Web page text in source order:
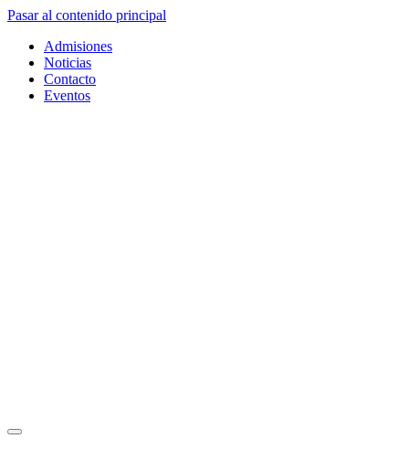
Pasar al contenido principal
Admisiones
Noticias
Contacto
Eventos